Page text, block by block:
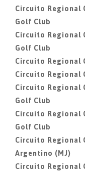
Circuito Regional
Golf Club
Circuito Regional
Golf Club
Circuito Regional
Circuito Regional
Circuito Regional
Golf Club
Circuito Regional
Golf Club
Circuito Regional
Argentino (MJ)
Circuito Regional